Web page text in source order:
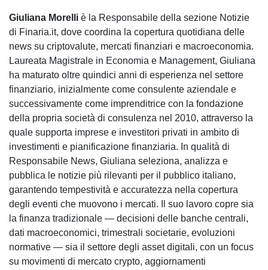
Giuliana Morelli è la Responsabile della sezione Notizie
di Finaria.it, dove coordina la copertura quotidiana delle
news su criptovalute, mercati finanziari e macroeconomia.
Laureata Magistrale in Economia e Management, Giuliana
ha maturato oltre quindici anni di esperienza nel settore
finanziario, inizialmente come consulente aziendale e
successivamente come imprenditrice con la fondazione
della propria società di consulenza nel 2010, attraverso la
quale supporta imprese e investitori privati in ambito di
investimenti e pianificazione finanziaria. In qualità di
Responsabile News, Giuliana seleziona, analizza e
pubblica le notizie più rilevanti per il pubblico italiano,
garantendo tempestività e accuratezza nella copertura
degli eventi che muovono i mercati. Il suo lavoro copre sia
la finanza tradizionale — decisioni delle banche centrali,
dati macroeconomici, trimestrali societarie, evoluzioni
normative — sia il settore degli asset digitali, con un focus
su movimenti di mercato crypto, aggiornamenti